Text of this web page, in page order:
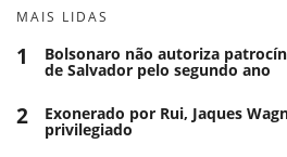
MAIS LIDAS
1 Bolsonaro não autoriza
de Salvador pelo segundo ano
2 Exonerado por Rui, Jaques
privilegiado